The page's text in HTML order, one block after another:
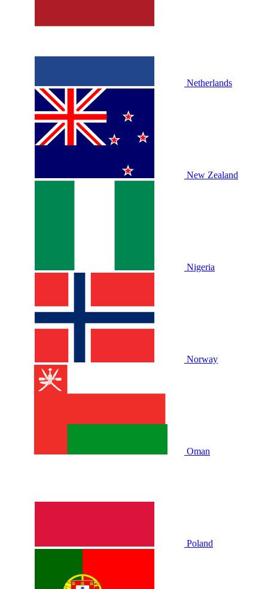
Netherlands
New Zealand
Nigeria
Norway
Oman
Poland